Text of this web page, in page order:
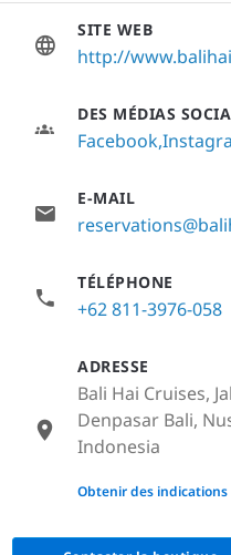
SITE WEB
http://
DES MÉDIAS
Facebook
E-MAIL
TÉLÉPHONE
+62 811-3976-058
ADRESSE
Bali Hai Cruises,
Denpasar Bali,
Indonesia
None
Obtenir des indications